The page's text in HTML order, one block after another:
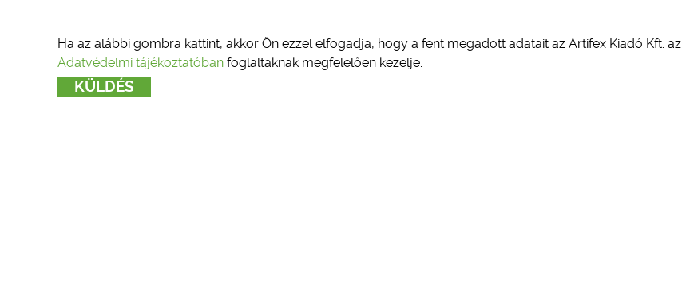
Ha az alábbi gombra kattint, akkor Ön ezzel elfogadja, hogy a fent megadott adatait az Artifex Kiadó Kft. az
Adatvédelmi tájékoztatóban foglaltaknak megfelelően kezelje.